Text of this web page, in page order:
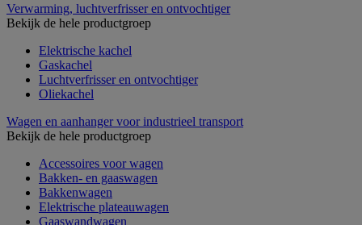
Verwarming, luchtverfrisser en ontvochtiger
Bekijk de hele productgroep
Elektrische kachel
Gaskachel
Luchtverfrisser en ontvochtiger
Oliekachel
Wagen en aanhanger voor industrieel transport
Bekijk de hele productgroep
Accessoires voor wagen
Bakken- en gaaswagen
Bakkenwagen
Elektrische plateauwagen
Gaaswandwagen